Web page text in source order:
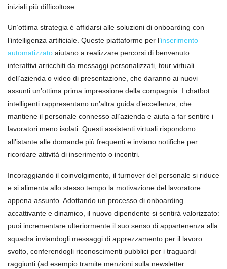
iniziali più difficoltose.
Un’ottima strategia è affidarsi alle soluzioni di onboarding con
l’intelligenza artificiale. Queste piattaforme per l’inserimento
automatizzato aiutano a realizzare percorsi di benvenuto
interattivi arricchiti da messaggi personalizzati, tour virtuali
dell’azienda o video di presentazione, che daranno ai nuovi
assunti un’ottima prima impressione della compagnia. I chatbot
intelligenti rappresentano un’altra guida d’eccellenza, che
mantiene il personale connesso all’azienda e aiuta a far sentire i
lavoratori meno isolati. Questi assistenti virtuali rispondono
all’istante alle domande più frequenti e inviano notifiche per
ricordare attività di inserimento o incontri.
Incoraggiando il coinvolgimento, il turnover del personale si riduce
e si alimenta allo stesso tempo la motivazione del lavoratore
appena assunto. Adottando un processo di onboarding
accattivante e dinamico, il nuovo dipendente si sentirà valorizzato:
puoi incrementare ulteriormente il suo senso di appartenenza alla
squadra inviandogli messaggi di apprezzamento per il lavoro
svolto, conferendogli riconoscimenti pubblici per i traguardi
raggiunti (ad esempio tramite menzioni sulla newsletter